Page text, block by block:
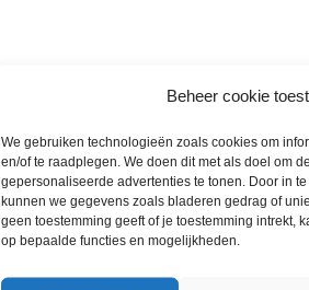
Beheer cookie
We gebruiken technologieën zoals cookies om
en/of te raadplegen. We doen dit met als doel om
gepersonaliseerde advertenties te tonen. Door in
kunnen we gegevens zoals bladeren gedrag of
geen toestemming geeft of je toestemming intrekt,
op bepaalde functies en mogelijkheden.